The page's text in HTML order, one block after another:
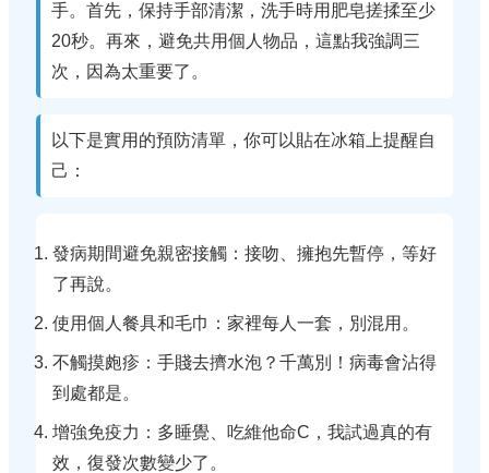
手。首先，保持手部清潔，洗手時用肥皂搓揉至少
20秒。再來，避免共用個人物品，這點我強調三
次，因為太重要了。
以下是實用的預防清單，你可以貼在冰箱上提醒自
己：
發病期間避免親密接觸：接吻、擁抱先暫停，等好
了再說。
使用個人餐具和毛巾：家裡每人一套，別混用。
不觸摸皰疹：手賤去擠水泡？千萬別！病毒會沾得
到處都是。
增強免疫力：多睡覺、吃維他命C，我試過真的有
效，復發次數變少了。